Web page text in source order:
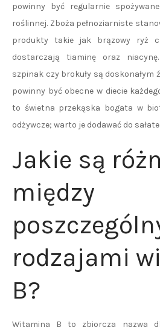
powinny być regularnie
roślinnej. Zboża pełnoziarniste
produkty takie jak brązowy ryż
dostarczają tiaminę oraz
szpinak czy brokuły są doskonałym
powinny być obecne w diecie
to świetna przekąska bogata w
odżywcze; warto je dodawać do
Jakie są
między
rodzajami
B?
Witamina B to zbiorcza nazwa